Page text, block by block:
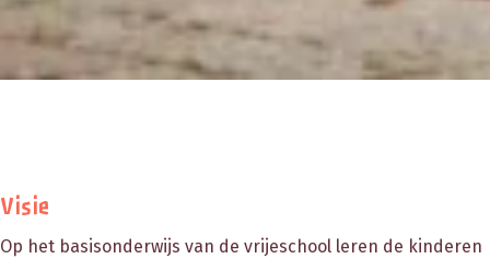
Visie
Op het basisonderwijs van de vrijeschool leren de kinderen